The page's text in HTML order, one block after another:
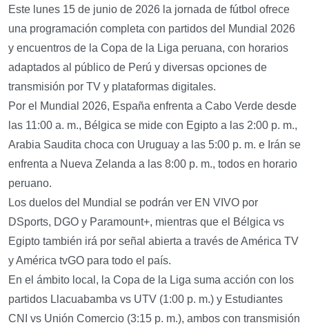
Este lunes 15 de junio de 2026 la jornada de fútbol ofrece
una programación completa con partidos del Mundial 2026
y encuentros de la Copa de la Liga peruana, con horarios
adaptados al público de Perú y diversas opciones de
transmisión por TV y plataformas digitales.
Por el Mundial 2026, España enfrenta a Cabo Verde desde
las 11:00 a. m., Bélgica se mide con Egipto a las 2:00 p. m.,
Arabia Saudita choca con Uruguay a las 5:00 p. m. e Irán se
enfrenta a Nueva Zelanda a las 8:00 p. m., todos en horario
peruano.
Los duelos del Mundial se podrán ver EN VIVO por
DSports, DGO y Paramount+, mientras que el Bélgica vs
Egipto también irá por señal abierta a través de América TV
y América tvGO para todo el país.
En el ámbito local, la Copa de la Liga suma acción con los
partidos Llacuabamba vs UTV (1:00 p. m.) y Estudiantes
CNI vs Unión Comercio (3:15 p. m.), ambos con transmisión